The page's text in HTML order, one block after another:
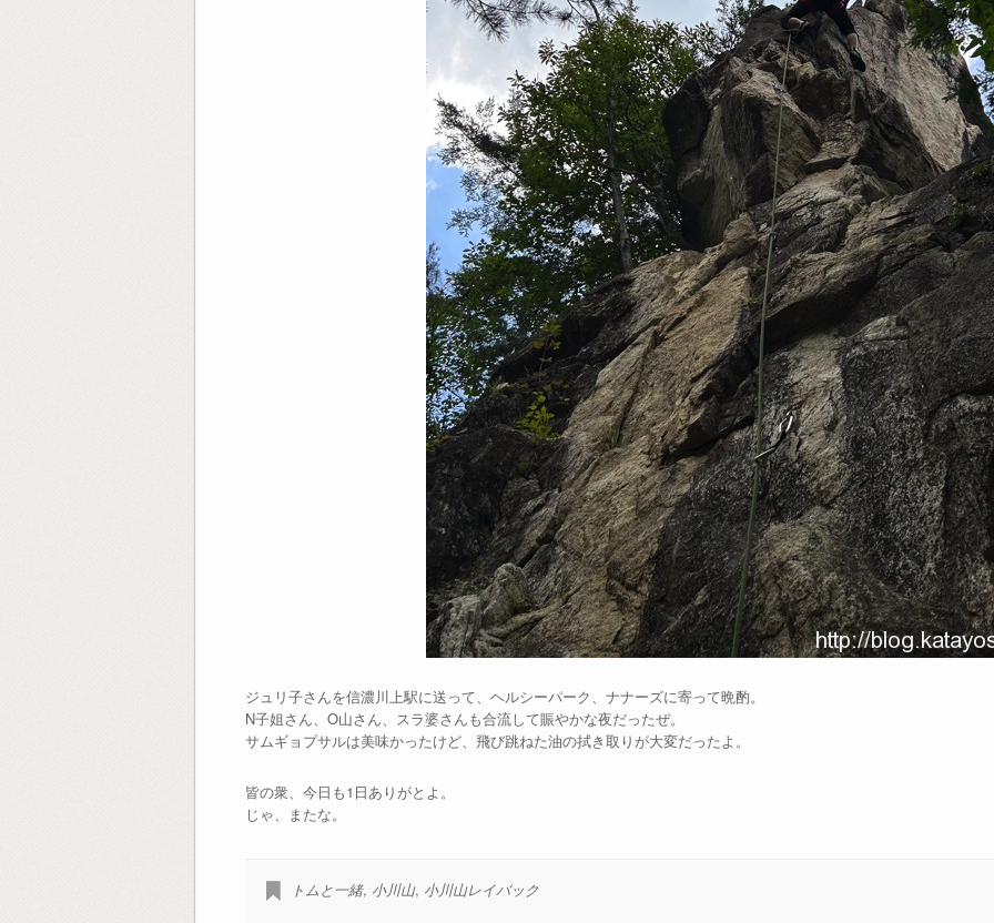
ジュリ子さんを信濃川上駅に送って、ヘルシーパーク、ナナーズに寄って晩酌。
N子姐さん、O山さん、スラ婆さんも合流して賑やかな夜だったぜ。
サムギョプサルは美味かったけど、飛び跳ねた油の拭き取りが大変だったよ。
皆の衆、今日も1日ありがとよ。
じゃ、またな。
トムと一緒, 小川山, 小川山レイバック